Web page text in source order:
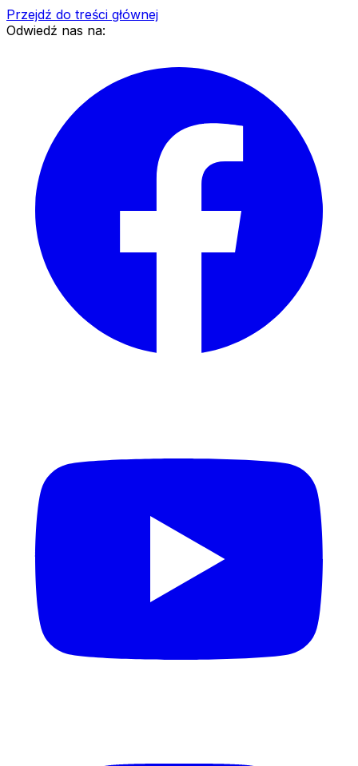
Przejdź do treści głównej
Odwiedź nas na: